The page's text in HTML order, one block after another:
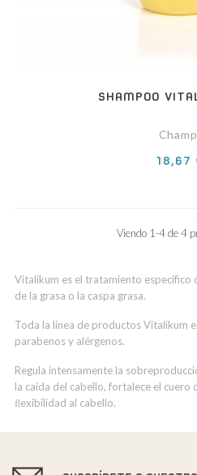
SHAMPOO
Precio
18,67
Viendo 1-4 de 4
Vitalikum es el tratamiento específico
de la grasa o la caspa grasa.
Toda la línea de productos Vitalikum
parabenos y alérgenos.
Regula intensamente la
la caída del cabello, fortalece el
ﬂexibilidad al cabello.